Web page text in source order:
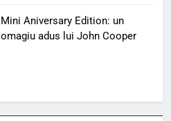
Mini Aniversary Edition: un
omagiu adus lui John Cooper